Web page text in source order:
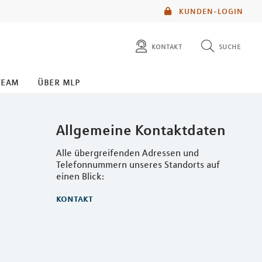
KUNDEN-LOGIN
kontakt suche
über mlp
Allgemeine Kontaktdaten
Alle übergreifenden Adressen und
Telefonnummern unseres Standorts auf
einen Blick:
kontakt